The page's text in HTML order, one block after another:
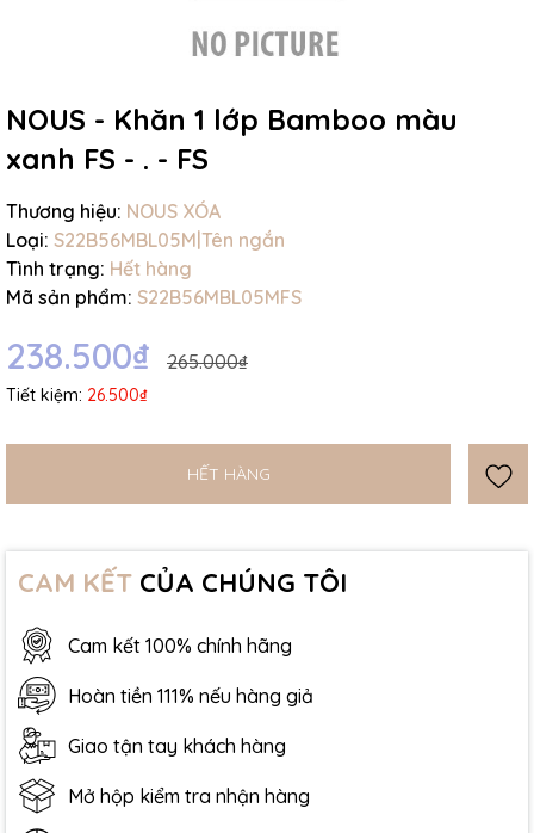
NOUS - Khăn 1 lớp Bamboo màu
xanh FS - . - FS
Thương hiệu: NOUS XÓA
Loại: S22B56MBL05M|Tên ngắn
Tình trạng: Hết hàng
Mã sản phẩm: S22B56MBL05MFS
238.500₫ 265.000₫
Tiết kiệm: 26.500₫
HẾT HÀNG
CAM KẾT CỦA CHÚNG TÔI
Cam kết 100% chính hãng
Hoàn tiền 111% nếu hàng giả
Giao tận tay khách hàng
Mở hộp kiểm tra nhận hàng
Mã giảm giá:
Ngày hết hạn:
Điều kiện: